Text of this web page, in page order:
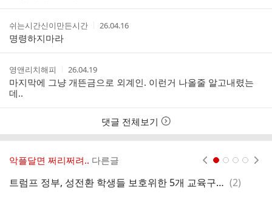
간
작
성
자
쉬는시간신이만든시간
작
간
26.04.16
명령하지마라
작
성
자
영앤리치해피
작
성
시
26.04.19
마지막에 그냥 개뜬금으로 외계인. 이런거 나올줄 알고내렸는
데..
댓글 전체보기
악플달면 쩌리쩌려.. 다른글
트럼프 정부, 성전환 학생들 보호위한 5개 교육구와 대학의 합의 폐기 댓
(2)